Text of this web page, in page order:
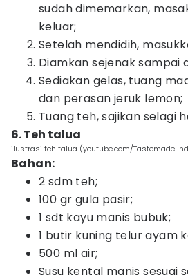
sudah dimemarkan,
keluar;
Setelah mendidih,
Diamkan sejenak sampai
Sediakan gelas, tuang
dan perasan jeruk lemon;
Tuang teh, sajikan selagi
6. Teh talua
ilustrasi teh talua (youtube.com/Tastemade
Bahan:
2 sdm teh;
100 gr gula pasir;
1 sdt kayu manis bubuk;
1 butir kuning telur ayam
500 ml air;
Susu kental manis sesuai